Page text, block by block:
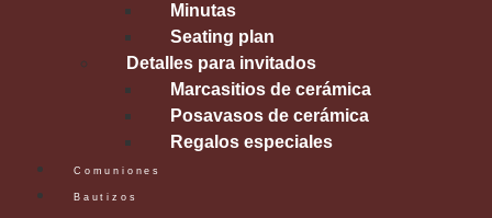
Minutas
Seating plan
Detalles para invitados
Marcasitios de cerámica
Posavasos de cerámica
Regalos especiales
Comuniones
Bautizos